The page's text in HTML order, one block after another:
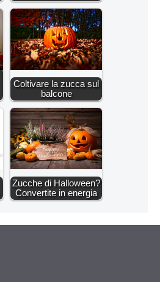
Coltivare la zucca sul
balcone
Zucche di Halloween?
Convertite in energia